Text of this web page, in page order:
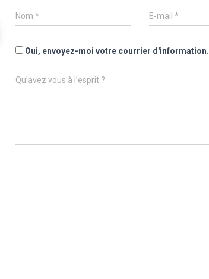
Nom * E-mail*
Oui, envoyez-moi votre courrier d'information.
Qu’avez vous à l’esprit ?